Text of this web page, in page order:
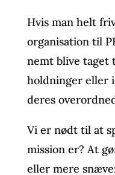
Hvis man helt
organisation til
nemt blive
holdninger eller
deres
Vi er nødt til at
mission er? At
eller mere